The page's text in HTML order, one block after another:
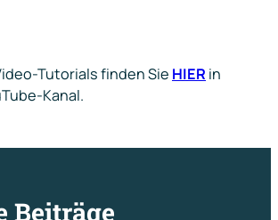
Tutorials finden Sie HIER in
Kanal.
Beiträge